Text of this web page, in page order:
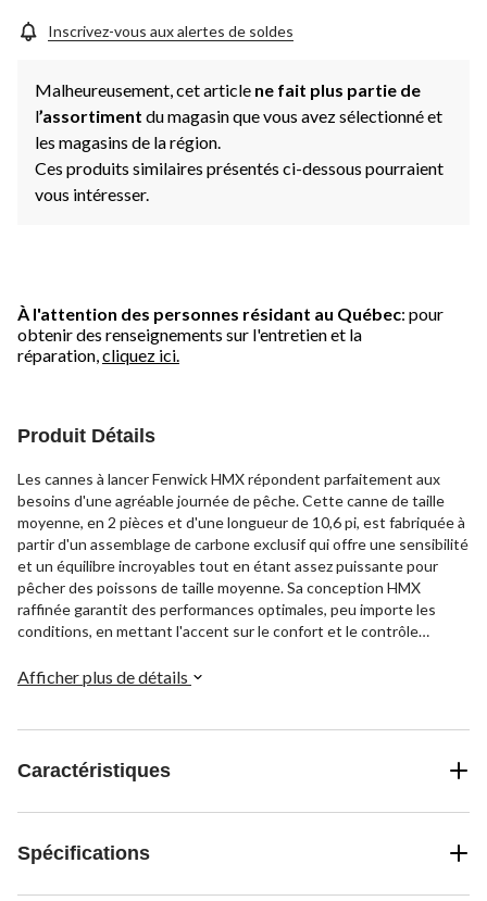
Inscrivez-vous aux alertes de soldes
Malheureusement, cet article ne fait plus partie de
l’assortiment du magasin que vous avez sélectionné et
les magasins de la région.
Ces produits similaires présentés ci-dessous pourraient
vous intéresser.
À l'attention des personnes résidant au Québec: pour
obtenir des renseignements sur l'entretien et la
réparation, cliquez ici.
Produit Détails
Les cannes à lancer Fenwick HMX répondent parfaitement aux
besoins d'une agréable journée de pêche. Cette canne de taille
moyenne, en 2 pièces et d'une longueur de 10,6 pi, est fabriquée à
partir d'un assemblage de carbone exclusif qui offre une sensibilité
et un équilibre incroyables tout en étant assez puissante pour
pêcher des poissons de taille moyenne. Sa conception HMX
raffinée garantit des performances optimales, peu importe les
conditions, en mettant l'accent sur le confort et le contrôle
polyvalente, idéale pour les pêcheurs qui veulent allier délicatesse
Afficher plus de détails
Caractéristiques
Spécifications